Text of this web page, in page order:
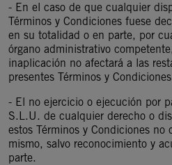
- En el caso de que cualquier
Términos y Condiciones fuese
en su totalidad o en parte, por
órgano administrativo
inaplicación no afectará a las
presentes Términos y
- El no ejercicio o ejecución por
S.L.U. de cualquier derecho o
estos Términos y Condiciones
mismo, salvo reconocimiento y
parte.